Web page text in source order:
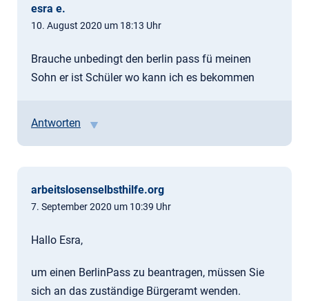
esra e.
10. August 2020 um 18:13 Uhr
Brauche unbedingt den berlin pass fü meinen
Sohn er ist Schüler wo kann ich es bekommen
Antworten
arbeitslosenselbsthilfe.org
7. September 2020 um 10:39 Uhr
Hallo Esra,
um einen BerlinPass zu beantragen, müssen Sie
sich an das zuständige Bürgeramt wenden.